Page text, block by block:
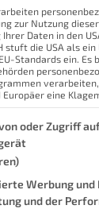
kann man
meinen
die ich
App
Home erst
zur Nutzung
Daten in den
stuft die USA als
Standards ein. Es
Europäer eine
Sie eine Liste
oder Zugriff
Werbung und
und der